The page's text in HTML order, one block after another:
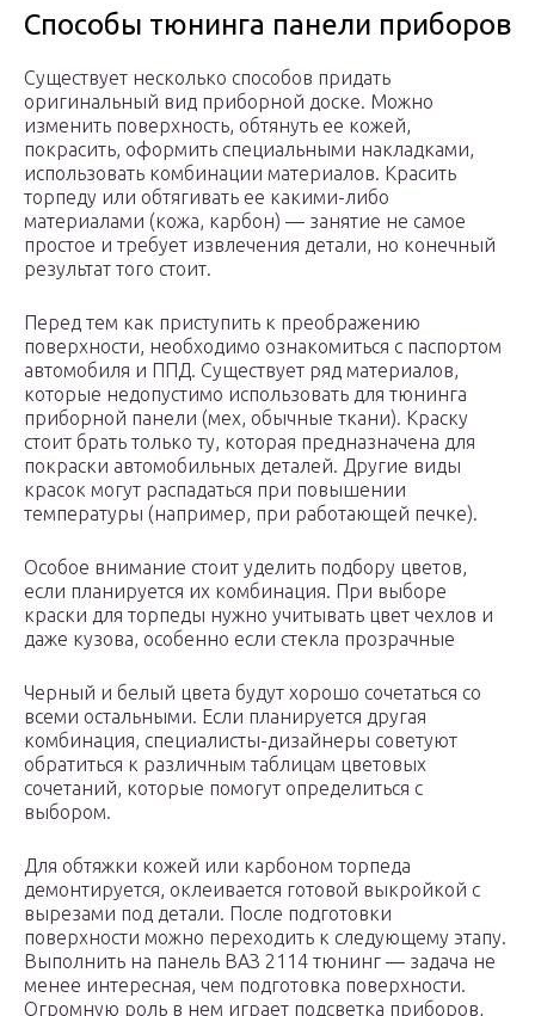
Способы тюнинга панели приборов
Существует несколько способов придать
оригинальный вид приборной доске. Можно
изменить поверхность, обтянуть ее кожей,
покрасить, оформить специальными накладками,
использовать комбинации материалов. Красить
торпеду или обтягивать ее какими-либо
материалами (кожа, карбон) — занятие не самое
простое и требует извлечения детали, но конечный
результат того стоит.
Перед тем как приступить к преображению
поверхности, необходимо ознакомиться с паспортом
автомобиля и ППД. Существует ряд материалов,
которые недопустимо использовать для тюнинга
приборной панели (мех, обычные ткани). Краску
стоит брать только ту, которая предназначена для
покраски автомобильных деталей. Другие виды
красок могут распадаться при повышении
температуры (например, при работающей печке).
Особое внимание стоит уделить подбору цветов,
если планируется их комбинация. При выборе
краски для торпеды нужно учитывать цвет чехлов и
даже кузова, особенно если стекла прозрачные
Черный и белый цвета будут хорошо сочетаться со
всеми остальными. Если планируется другая
комбинация, специалисты-дизайнеры советуют
обратиться к различным таблицам цветовых
сочетаний, которые помогут определиться с
выбором.
Для обтяжки кожей или карбоном торпеда
демонтируется, оклеивается готовой выкройкой с
вырезами под детали. После подготовки
поверхности можно переходить к следующему этапу.
Выполнить на панель ВАЗ 2114 тюнинг — задача не
менее интересная, чем подготовка поверхности.
Огромную роль в нем играет подсветка приборов,